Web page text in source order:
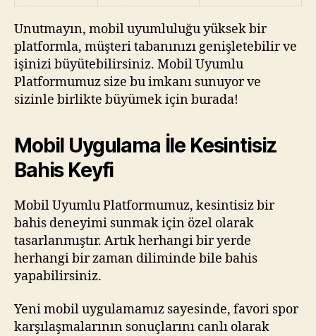
Unutmayın, mobil uyumluluğu yüksek bir
platformla, müşteri tabanınızı genişletebilir ve
işinizi büyütebilirsiniz. Mobil Uyumlu
Platformumuz size bu imkanı sunuyor ve
sizinle birlikte büyümek için burada!
Mobil Uygulama İle Kesintisiz
Bahis Keyfi
Mobil Uyumlu Platformumuz, kesintisiz bir
bahis deneyimi sunmak için özel olarak
tasarlanmıştır. Artık herhangi bir yerde
herhangi bir zaman diliminde bile bahis
yapabilirsiniz.
Yeni mobil uygulamamız sayesinde, favori spor
karşılaşmalarının sonuçlarını canlı olarak